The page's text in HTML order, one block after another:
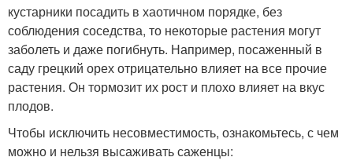
кустарники посадить в хаотичном порядке, без
соблюдения соседства, то некоторые растения могут
заболеть и даже погибнуть. Например, посаженный в
саду грецкий орех отрицательно влияет на все прочие
растения. Он тормозит их рост и плохо влияет на вкус
плодов.
Чтобы исключить несовместимость, ознакомьтесь, с чем
можно и нельзя высаживать саженцы: